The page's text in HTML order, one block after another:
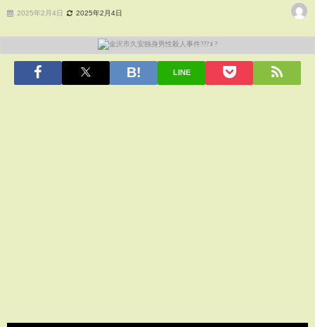
2025年2月4日 2025年2月4日
LINE